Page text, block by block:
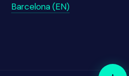
Barcelona (EN)